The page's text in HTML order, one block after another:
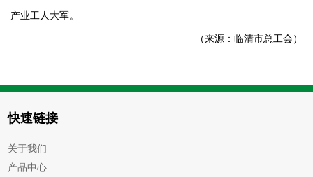
产业工人大军。
（来源：临清市总工会）
快速链接
关于我们
产品中心